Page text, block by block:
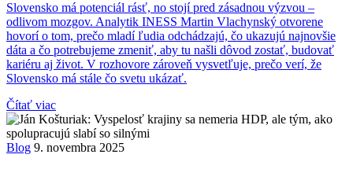
Slovensko má potenciál rásť, no stojí pred zásadnou výzvou –
odlivom mozgov. Analytik INESS Martin Vlachynský otvorene
hovorí o tom, prečo mladí ľudia odchádzajú, čo ukazujú najnovšie
dáta a čo potrebujeme zmeniť, aby tu našli dôvod zostať, budovať
kariéru aj život. V rozhovore zároveň vysvetľuje, prečo verí, že
Slovensko má stále čo svetu ukázať.
Čítať viac
Blog 9. novembra 2025